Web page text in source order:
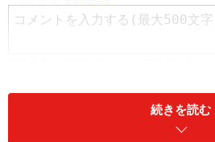
続きを読む